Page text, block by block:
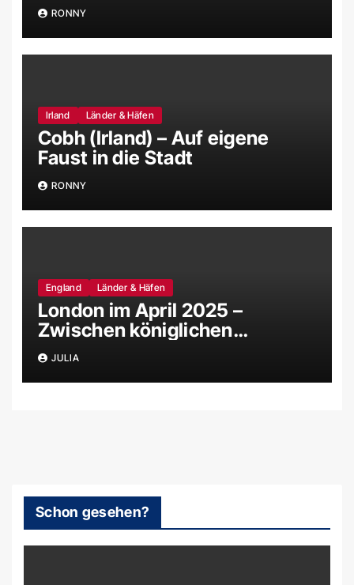
RONNY
Irland Länder & Häfen
Cobh (Irland) – Auf eigene
Faust in die Stadt
RONNY
England Länder & Häfen
London im April 2025 –
Zwischen königlichen
Schlössern, magischen
Filmkulissen und uralten
Steinkreisen
JULIA
Schon gesehen?